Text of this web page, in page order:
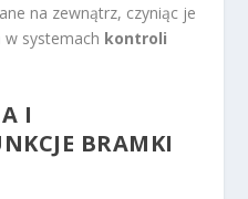
na zewnątrz, czyniąc je
w systemach kontroli
I
BRAMKI